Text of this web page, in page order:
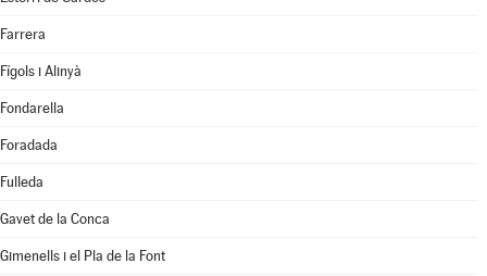
Farrera
Fígols i Alinyà
Fondarella
Foradada
Fulleda
Gavet de la Conca
Gimenells i el Pla de la Font